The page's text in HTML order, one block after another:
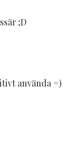
;D
använda =)